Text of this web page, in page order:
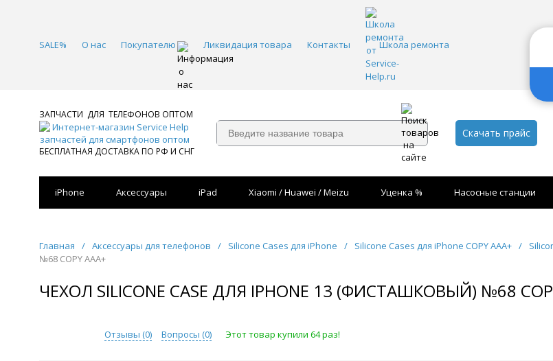
SALE% О нас Покупателю Ликвидация товара Контакты Школа ремонта
ЗАПЧАСТИ ДЛЯ ТЕЛЕФОНОВ ОПТОМ
БЕСПЛАТНАЯ ДОСТАВКА ПО РФ И СНГ
Скачать прайс
iPhone Аксессуары iPad Xiaomi / Huawei / Meizu Уценка % Насосные станции
Главная / Аксессуары для телефонов / Silicone Cases для iPhone / Silicone Cases для iPhone COPY AAA+ /
№68 COPY AAA+
ЧЕХОЛ SILICONE CASE ДЛЯ IPHONE 13 (ФИСТАШКОВЫЙ) №68
Отзывы (0) Вопросы (0) Этот товар купили 64 раз!